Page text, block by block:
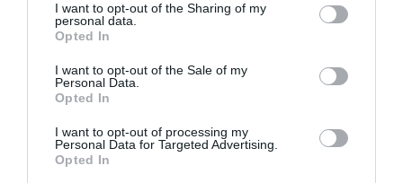
I want to opt-out of the Sharing of my
personal data.
Opted In
I want to opt-out of the Sale of my
Personal Data.
Opted In
I want to opt-out of processing my
Personal Data for Targeted Advertising.
Opted In
AfterSalesPro
Argo ATC
Athens Technology Center (ATC)
Code.Hub COVID-19 COVID19